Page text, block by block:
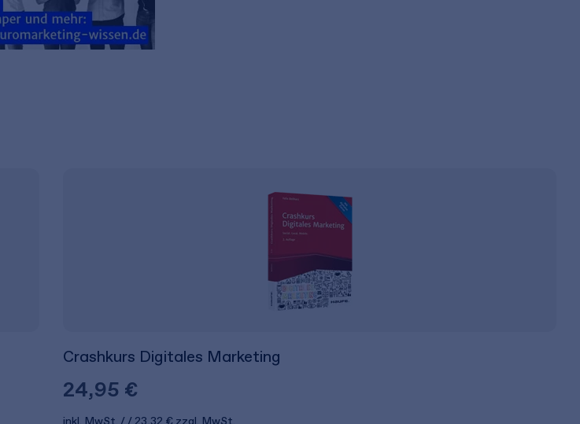
Crashkurs Digitales Marketing
24,95 €